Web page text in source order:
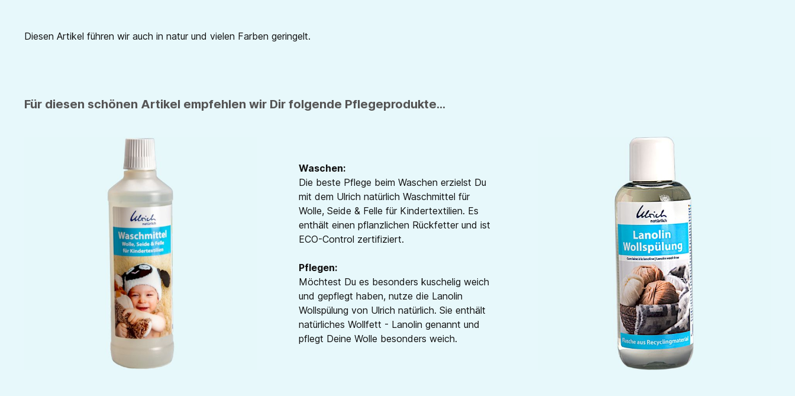
Diesen Artikel führen wir auch in natur und vielen Farben geringelt.
Für diesen schönen Artikel empfehlen wir Dir folgende Pflegeprodukte...
Waschen:
Die beste Pflege beim Waschen erzielst Du
mit dem Ulrich natürlich Waschmittel für
Wolle, Seide & Felle für Kindertextilien. Es
enthält einen pflanzlichen Rückfetter und ist
ECO-Control zertifiziert.
Pflegen:
Möchtest Du es besonders kuschelig weich
und gepflegt haben, nutze die Lanolin
Wollspülung von Ulrich natürlich. Sie enthält
natürliches Wollfett - Lanolin genannt und
pflegt Deine Wolle besonders weich.